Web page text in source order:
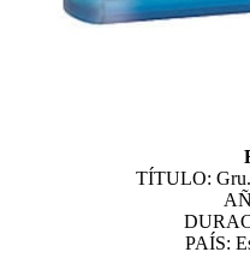
TÍTULO:
PAÍS: